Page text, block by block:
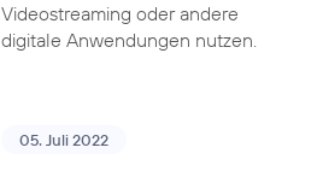
Videostreaming oder andere
digitale Anwendungen nutzen.
05. Juli 2022